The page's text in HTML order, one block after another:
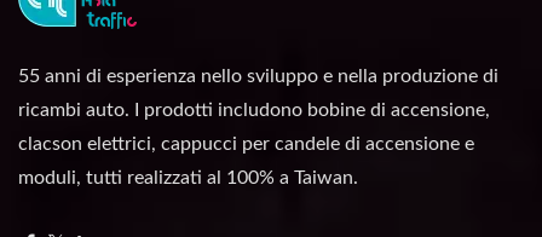
55 anni di esperienza nello sviluppo e nella produzione di
ricambi auto. I prodotti includono bobine di accensione,
clacson elettrici, cappucci per candele di accensione e
moduli, tutti realizzati al 100% a Taiwan.